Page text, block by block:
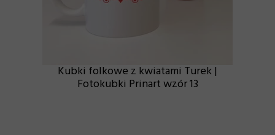
Kubki folkowe z kwiatami Turek |
Fotokubki Prinart wzór 13